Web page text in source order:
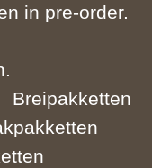
in pre-order.
Breipakketten